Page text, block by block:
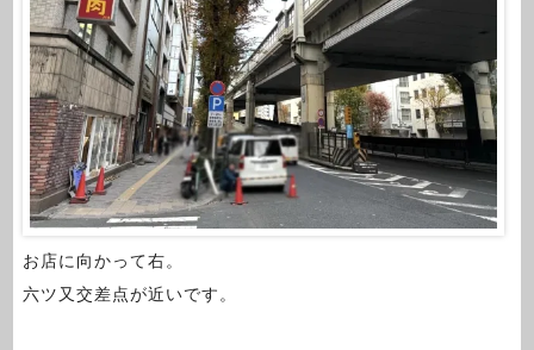
お店に向かって右。
六ツ又交差点が近いです。